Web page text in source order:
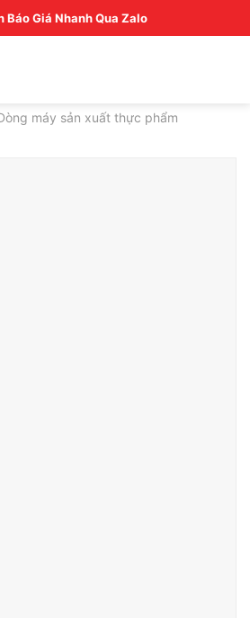
0326770772
máy sản xuất thực phẩm
Báo Giá Nhanh Qua Zalo